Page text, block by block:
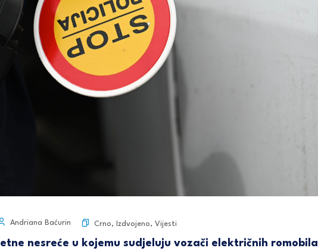
Andriana Baćurin Crno, Izdvojeno, Vijesti
nesreće u kojemu sudjeluju vozači električnih romobila